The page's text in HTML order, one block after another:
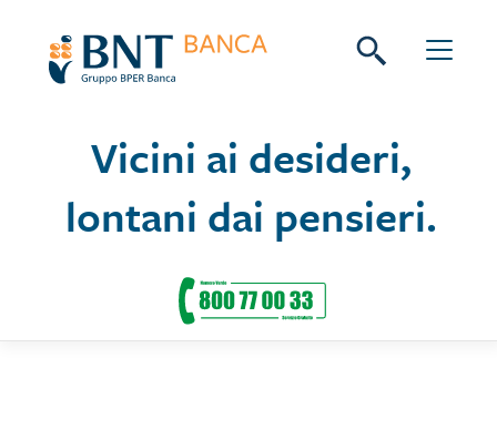
Vicini ai desideri,
lontani dai pensieri.
Seguici su: